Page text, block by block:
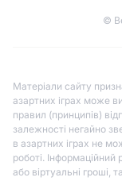
©
Матеріали сайту
азартних іграх може
правил (принципів)
залежності негайно
в азартних іграх не
роботі.
або віртуальні гроші,